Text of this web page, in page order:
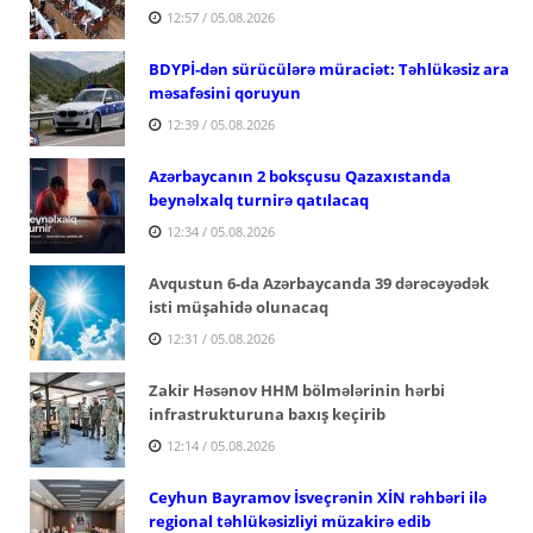
12:57 / 05.08.2026
BDYPİ-dən sürücülərə müraciət: Təhlükəsiz ara
məsafəsini qoruyun
12:39 / 05.08.2026
Azərbaycanın 2 boksçusu Qazaxıstanda
beynəlxalq turnirə qatılacaq
12:34 / 05.08.2026
Avqustun 6-da Azərbaycanda 39 dərəcəyədək
isti müşahidə olunacaq
12:31 / 05.08.2026
Zakir Həsənov HHM bölmələrinin hərbi
infrastrukturuna baxış keçirib
12:14 / 05.08.2026
Ceyhun Bayramov İsveçrənin XİN rəhbəri ilə
regional təhlükəsizliyi müzakirə edib